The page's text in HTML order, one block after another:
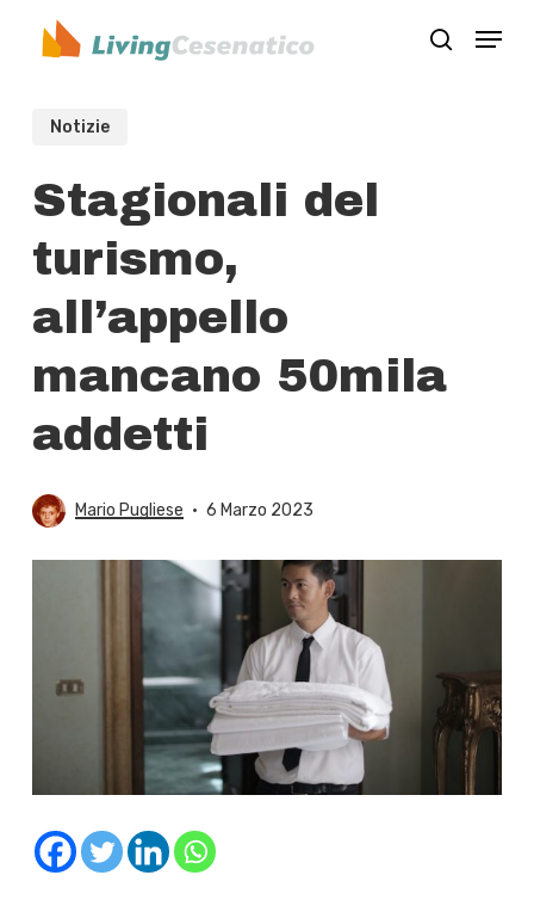
search
Menu
Notizie
Stagionali del
turismo,
all’appello
mancano 50mila
addetti
Mario Pugliese 6 Marzo 2023